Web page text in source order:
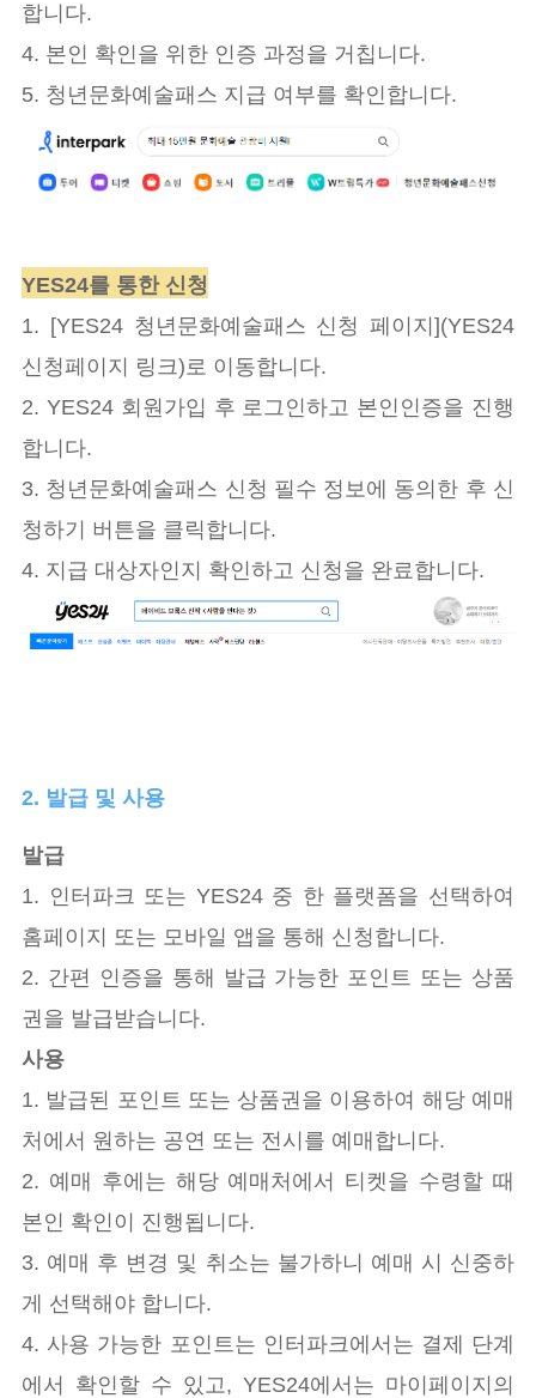
합니다.
4. 본인 확인을 위한 인증 과정을 거칩니다.
5. 청년문화예술패스 지급 여부를 확인합니다.
YES24를 통한 신청
1. [YES24 청년문화예술패스 신청 페이지](YES24
신청페이지 링크)로 이동합니다.
2. YES24 회원가입 후 로그인하고 본인인증을 진행
합니다.
3. 청년문화예술패스 신청 필수 정보에 동의한 후 신
청하기 버튼을 클릭합니다.
4. 지급 대상자인지 확인하고 신청을 완료합니다.
2. 발급 및 사용
발급
1. 인터파크 또는 YES24 중 한 플랫폼을 선택하여
홈페이지 또는 모바일 앱을 통해 신청합니다.
2. 간편 인증을 통해 발급 가능한 포인트 또는 상품
권을 발급받습니다.
사용
1. 발급된 포인트 또는 상품권을 이용하여 해당 예매
처에서 원하는 공연 또는 전시를 예매합니다.
2. 예매 후에는 해당 예매처에서 티켓을 수령할 때
본인 확인이 진행됩니다.
3. 예매 후 변경 및 취소는 불가하니 예매 시 신중하
게 선택해야 합니다.
4. 사용 가능한 포인트는 인터파크에서는 결제 단계
에서 확인할 수 있고, YES24에서는 마이페이지의